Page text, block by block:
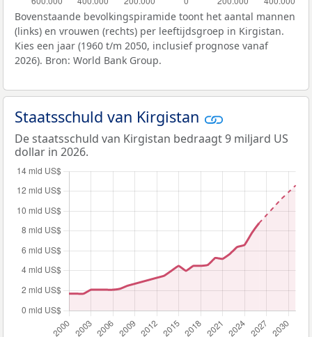
Bovenstaande bevolkingspiramide toont het aantal mannen
(links) en vrouwen (rechts) per leeftijdsgroep in Kirgistan.
Kies een jaar (1960 t/m 2050, inclusief prognose vanaf
2026). Bron: World Bank Group.
Staatsschuld van Kirgistan
De staatsschuld van Kirgistan bedraagt 9 miljard US
dollar in 2026.